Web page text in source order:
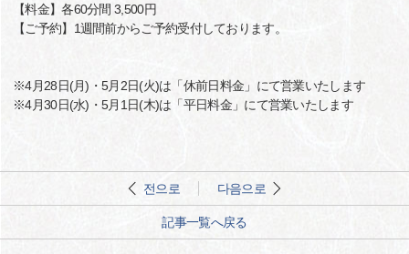
【料金】各60分間 3,500円
【ご予約】1週間前からご予約受付しております。
※4月28日(月)・5月2日(火)は「休前日料金」にて営業いたします
※4月30日(水)・5月1日(木)は「平日料金」にて営業いたします
전으로 다음으로
記事一覧へ戻る